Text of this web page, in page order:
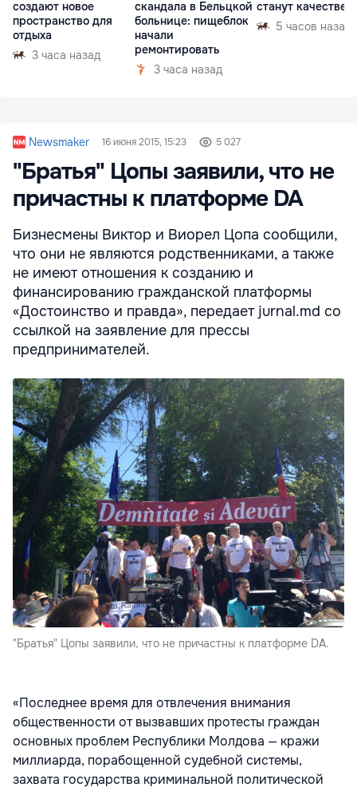
создают новое
пространство для
отдыха
3 часа назад
скандала в Бельцкой
больнице: пищеблок
начали
ремонтировать
3 часа назад
станут
5 часов назад
Newsmaker 16 июня 2015, 15:23 5 027
"Братья" Цопы заявили, что не
причастны к платформе DA
Бизнесмены Виктор и Виорел Цопа сообщили,
что они не являются родственниками, а также
не имеют отношения к созданию и
финансированию гражданской платформы
«Достоинство и правда», передает jurnal.md со
ссылкой на заявление для прессы
предпринимателей.
"Братья" Цопы заявили, что не причастны к платформе DA.
«Последнее время для отвлечения внимания
общественности от вызвавших протесты граждан
основных проблем Республики Молдова — кражи
миллиарда, порабощенной судебной системы,
захвата государства криминальной политической